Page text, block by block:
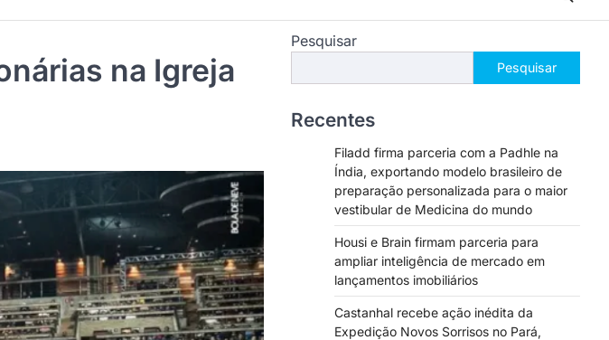
na Igreja
Pesquisar
Pesquisar
Recentes
Filadd firma parceria com a Padhle na
Índia, exportando modelo brasileiro de
preparação personalizada para o maior
vestibular de Medicina do mundo
Housi e Brain firmam parceria para
ampliar inteligência de mercado em
lançamentos imobiliários
Castanhal recebe ação inédita da
Expedição Novos Sorrisos no Pará,